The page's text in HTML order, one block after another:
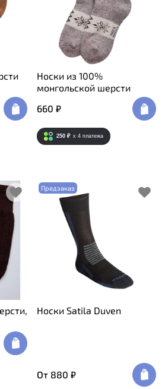
Носки из 100%
монгольской шерсти
660 ₽
250 ₽ x 4 платежа
Предзаказ
Носки Satila Duven
От 880 ₽